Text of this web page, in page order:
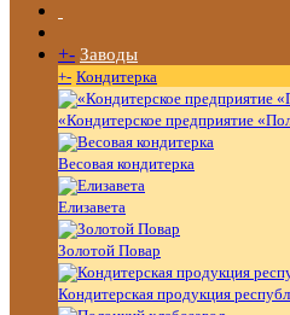
+- Заводы
+- Кондитерка
«Кондитерское предприятие
Весовая кондитерка
Елизавета
Золотой Повар
Кондитерская продукция